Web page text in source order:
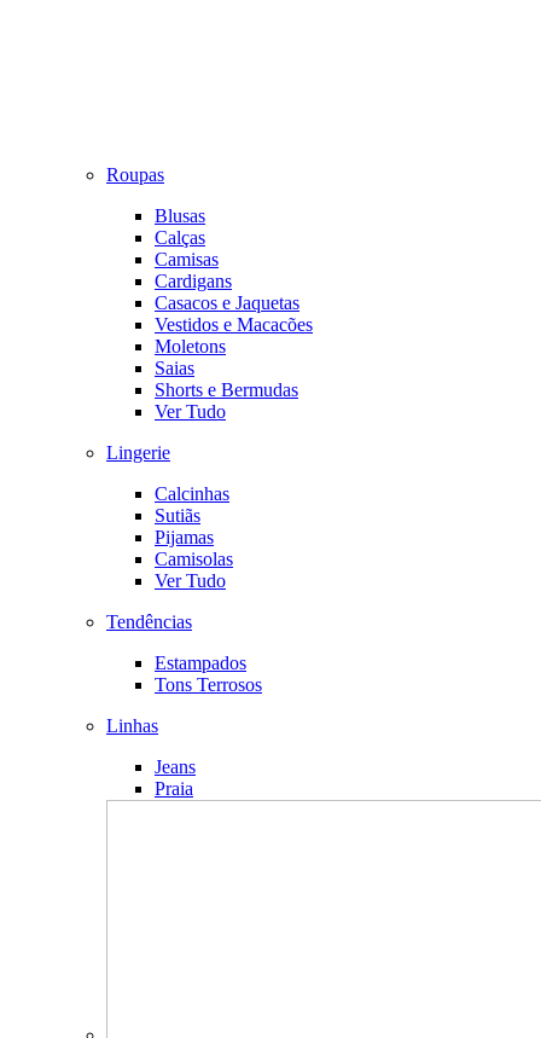
Roupas
Blusas
Calças
Camisas
Cardigans
Casacos e Jaquetas
Vestidos e Macacões
Moletons
Saias
Shorts e Bermudas
Ver Tudo
Lingerie
Calcinhas
Sutiãs
Pijamas
Camisolas
Ver Tudo
Tendências
Estampados
Tons Terrosos
Linhas
Jeans
Praia